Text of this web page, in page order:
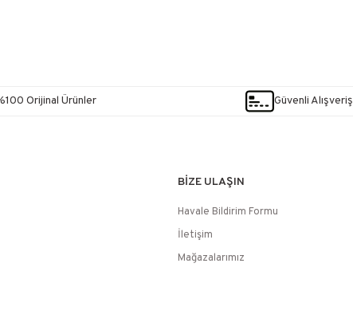
Orijinal Ürünler Güvenli Alışveriş
BİZE ULAŞIN
Havale Bildirim Formu
İletişim
Mağazalarımız